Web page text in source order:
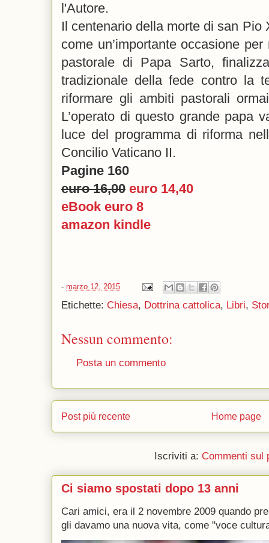
l'Autore.
Il centenario della morte di san Pio
come un’importante occasione
pastorale di Papa Sarto,
tradizionale della fede contro la
riformare gli ambiti pastorali
L’operato di questo grande papa
luce del programma di riforma
Concilio Vaticano II.
Pagine 160
euro 16,00 euro 14,40
eBook euro 8
amazon kindle
- marzo 12, 2015
Etichette: Chiesa, Dottrina cattolica, Libri,
Nessun commento:
Posta un commento
Post più recente Home page
Iscriviti a: Commenti sul
Ci siamo spostati dopo 13 anni
Cari amici, era il 2 novembre 2009 quando
gli davamo una nuova vita, come "voce